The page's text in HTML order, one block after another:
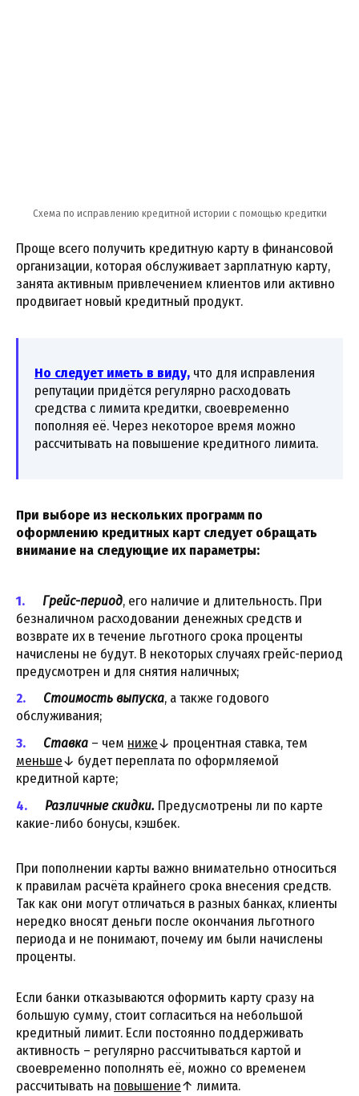
Схема по исправлению кредитной истории с помощью кредитки
Проще всего получить кредитную карту в финансовой
организации, которая обслуживает зарплатную карту,
занята активным привлечением клиентов или активно
продвигает новый кредитный продукт.
Но следует иметь в виду, что для исправления
репутации придётся регулярно расходовать
средства с лимита кредитки, своевременно
пополняя её. Через некоторое время можно
рассчитывать на повышение кредитного лимита.
При выборе из нескольких программ по
оформлению кредитных карт следует обращать
внимание на следующие их параметры:
Грейс-период, его наличие и длительность. При
безналичном расходовании денежных средств и
возврате их в течение льготного срока проценты
начислены не будут. В некоторых случаях грейс-период
предусмотрен и для снятия наличных;
Стоимость выпуска, а также годового
обслуживания;
Ставка – чем ниже↓ процентная ставка, тем
меньше↓ будет переплата по оформляемой
кредитной карте;
Различные скидки. Предусмотрены ли по карте
какие-либо бонусы, кэшбек.
При пополнении карты важно внимательно относиться
к правилам расчёта крайнего срока внесения средств.
Так как они могут отличаться в разных банках, клиенты
нередко вносят деньги после окончания льготного
периода и не понимают, почему им были начислены
проценты.
Если банки отказываются оформить карту сразу на
большую сумму, стоит согласиться на небольшой
кредитный лимит. Если постоянно поддерживать
активность – регулярно рассчитываться картой и
своевременно пополнять её, можно со временем
рассчитывать на повышение↑ лимита.